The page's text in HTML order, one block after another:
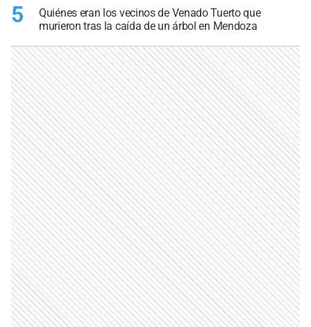
5
Quiénes eran los vecinos de Venado Tuerto que
murieron tras la caída de un árbol en Mendoza